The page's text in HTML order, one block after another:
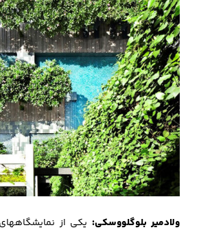
ولادمیر بلوگلووسکی: یکی از